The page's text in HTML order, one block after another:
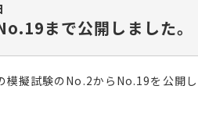
まで公開しました。
模擬試験のNo.2からNo.19を公開